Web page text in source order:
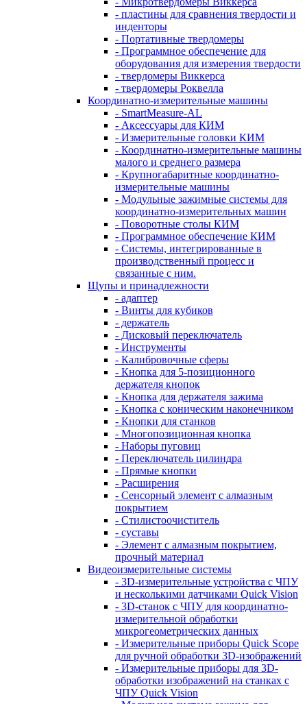
- пластины для сравнения твердости и
инденторы
- Портативные твердомеры
- Программное обеспечение для
оборудования для измерения твердости
- твердомеры Виккерса
- твердомеры Роквелла
Координатно-измерительные машины
- SmartMeasure-AL
- Аксессуары для КИМ
- Измерительные головки КИМ
- Координатно-измерительные машины
малого и среднего размера
- Крупногабаритные координатно-
измерительные машины
- Модульные зажимные системы для
координатно-измерительных машин
- Поворотные столы КИМ
- Программное обеспечение КИМ
- Системы, интегрированные в
производственный процесс и
связанные с ним.
Щупы и принадлежности
- адаптер
- Винты для кубиков
- держатель
- Дисковый переключатель
- Инструменты
- Калибровочные сферы
- Кнопка для 5-позиционного
держателя кнопок
- Кнопка для держателя зажима
- Кнопка с коническим наконечником
- Кнопки для станков
- Многопозиционная кнопка
- Наборы пуговиц
- Переключатель цилиндра
- Прямые кнопки
- Расширения
- Сенсорный элемент с алмазным
покрытием
- Стилистоочиститель
- суставы
- Элемент с алмазным покрытием,
прочный материал
Видеоизмерительные системы
- 3D-измерительные устройства с ЧПУ
и несколькими датчиками Quick Vision
- 3D-станок с ЧПУ для координатно-
измерительной обработки
микрогеометрических данных
- Измерительные приборы Quick Scope
для ручной обработки 3D-изображений
- Измерительные приборы для 3D-
обработки изображений на станках с
ЧПУ Quick Vision